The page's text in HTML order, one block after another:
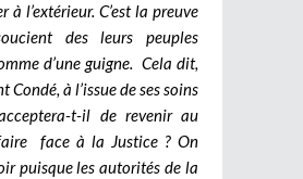
à l’extérieur. C’est la preuve
des leurs peuples
d’une guigne. Cela dit,
Condé, à l’issue de ses soins
t-il de revenir au
face à la Justice ? On
puisque les autorités de la